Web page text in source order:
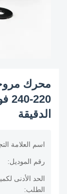
الدقيقة
اسم العلامة التجارية:
رقم الموديل:
الحد الأدنى لكمية
الطلب: